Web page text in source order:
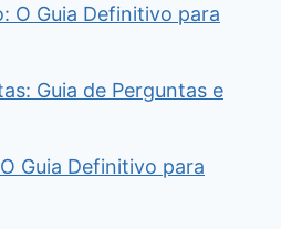
O Guia Definitivo para
Guia de Perguntas e
Guia Definitivo para